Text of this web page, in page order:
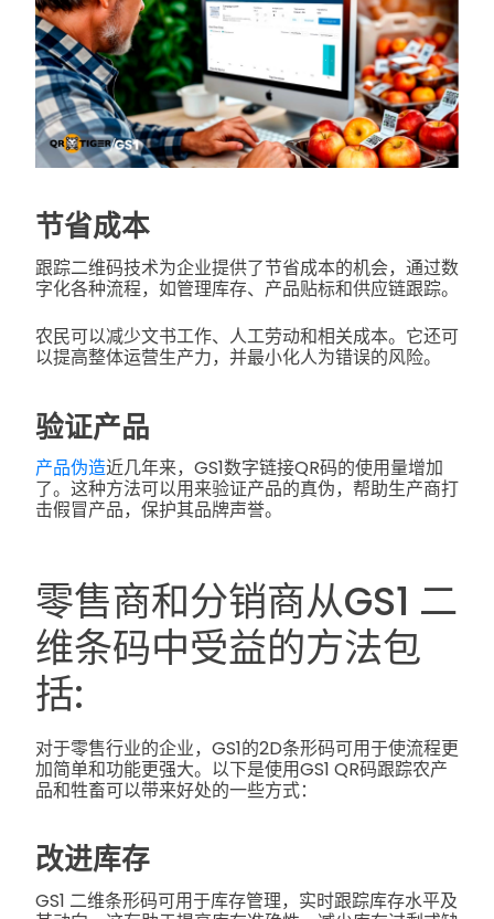
节省成本
跟踪二维码技术为企业提供了节省成本的机会，通过数
字化各种流程，如管理库存、产品贴标和供应链跟踪。
农民可以减少文书工作、人工劳动和相关成本。它还可
以提高整体运营生产力，并最小化人为错误的风险。
验证产品
产品伪造近几年来，GS1数字链接QR码的使用量增加
了。这种方法可以用来验证产品的真伪，帮助生产商打
击假冒产品，保护其品牌声誉。
零售商和分销商从GS1 二
维条码中受益的方法包
括:
对于零售行业的企业，GS1的2D条形码可用于使流程更
加简单和功能更强大。以下是使用GS1 QR码跟踪农产
品和牲畜可以带来好处的一些方式：
改进库存
GS1 二维条形码可用于库存管理，实时跟踪库存水平及